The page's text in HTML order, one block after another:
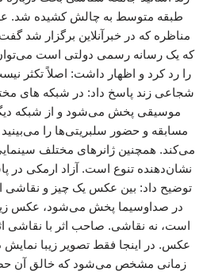
طبقه متوسط به چالش کشیده شد.
مناظره که در خبرآنلاین برگزار شد
که یک رسانه رسمی دولتی است می‌توان
را رد کرد و اظهار داشت: اصلاً تکثر
شجاعی زند پاسخ داد: در شبکه های
موسیقی پخش می‌شود و از شبکه
مسابقه و حضور سلبریتی‌ها را
می‌کند. همچنین ژانرهای مختلف
نشان‌دهنده تنوع است. آزاد ارمکی در
توضیح داد: بین عکس یک چیز و نقاشی
در صداوسیما پخش می‌شود، عکس
است، نه نقاشی. صاحب اثر با نقاشی
عکس. در اینجا فقط تصویر زیبا نمایش
زمانی مشخص می‌شود که خالق آن